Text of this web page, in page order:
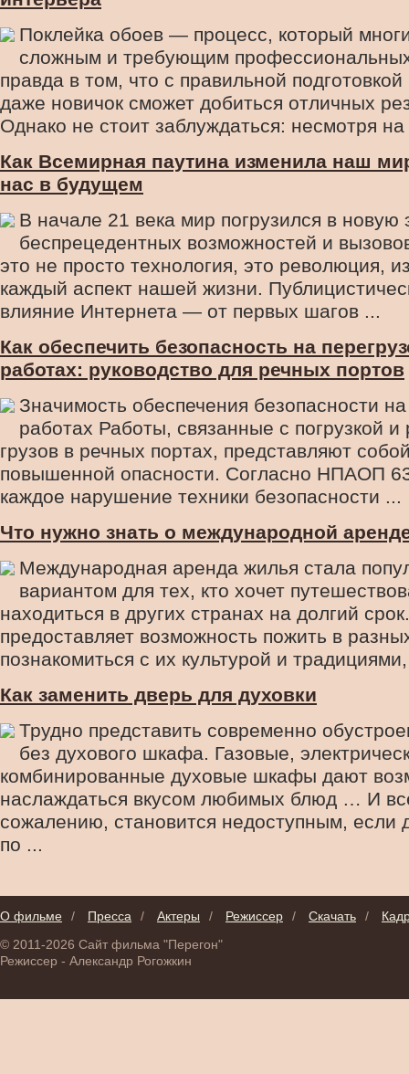
Поклейка обоев — процесс, который
сложным и требующим
правда в том, что с правильной
даже новичок сможет добиться отличных
Однако не стоит заблуждаться: несмотря на
Как Всемирная паутина изменила наш
нас в будущем
В начале 21 века мир погрузился в новую
беспрецедентных возможностей и
это не просто технология, это революция,
каждый аспект нашей жизни.
влияние Интернета — от первых шагов ...
Как обеспечить безопасность на
работах: руководство для речных портов
Значимость обеспечения безопасности
работах Работы, связанные с погрузкой и
грузов в речных портах, представляют
повышенной опасности. Согласно НПАОП
каждое нарушение техники безопасности ...
Что нужно знать о международной
Международная аренда жилья стала
вариантом для тех, кто хочет
находиться в других странах на долгий
предоставляет возможность пожить в
познакомиться с их культурой и
Как заменить дверь для духовки
Трудно представить современно
без духового шкафа. Газовые,
комбинированные духовые шкафы дают
наслаждаться вкусом любимых блюд … И
сожалению, становится недоступным, если
по ...
О фильме / Пресса / Актеры / Режиссер / Скачать /
© 2011-2026 Сайт фильма "Перегон"
Режиссер - Александр Рогожкин